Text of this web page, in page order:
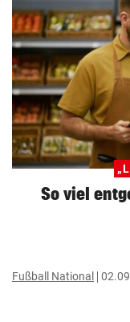
So viel
Fußball National